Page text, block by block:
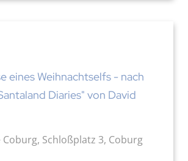
eines Weihnachtselfs - nach
Diaries" von David
Coburg, Schloßplatz 3, Coburg